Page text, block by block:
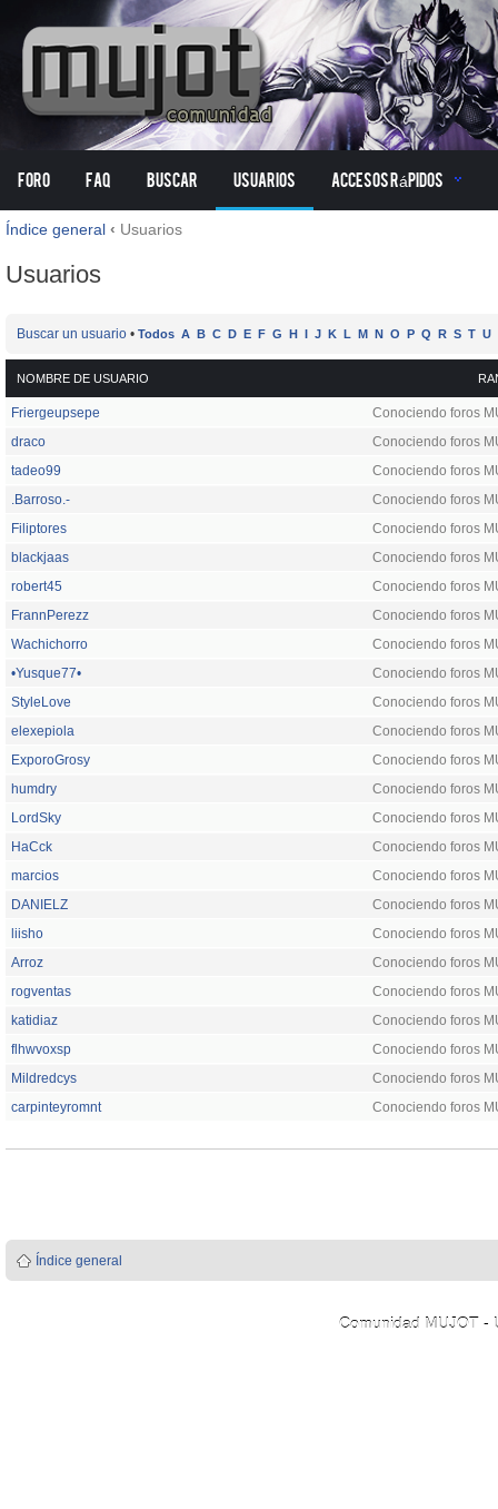
Foro FAQ Buscar Usuarios Accesos Rápidos
Índice general ‹ Usuarios
Usuarios
Buscar un usuario • Todos A B C D E F G H I J K L M N O P Q R S T U
NOMBRE DE USUARIO
Conociendo foros
Friergeupsepe
Conociendo foros
draco
Conociendo foros
tadeo99
Conociendo foros
.Barroso.-
Conociendo foros
Filiptores
Conociendo foros
blackjaas
Conociendo foros
robert45
Conociendo foros
FrannPerezz
Conociendo foros
Wachichorro
Conociendo foros
•Yusque77•
Conociendo foros
StyleLove
Conociendo foros
elexepiola
Conociendo foros
ExporoGrosy
Conociendo foros
humdry
Conociendo foros
LordSky
Conociendo foros
HaCck
Conociendo foros
marcios
Conociendo foros
DANIELZ
Conociendo foros
liisho
Conociendo foros
Arroz
Conociendo foros
rogventas
Conociendo foros
katidiaz
Conociendo foros
flhwvoxsp
Conociendo foros
Mildredcys
Conociendo foros
carpinteyromnt
Índice general
Comunidad MUJOT -